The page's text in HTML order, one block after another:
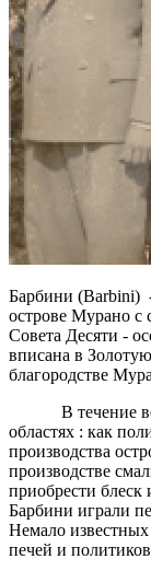
Барбини (Barbini)
острове Мурано с
Cовета Десяти -
вписана в
благородстве
В течение
областях : как
производства
производстве
приобрести блеск
Барбини играли
Немало известных
печей и